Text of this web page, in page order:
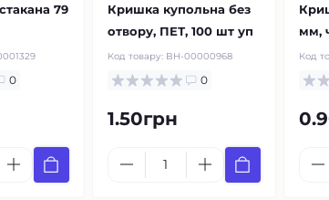
79
0
Кришка купольна без
отвору, ПЕТ, 100 шт уп
Код товару: BH-00000968
0
1.50грн
мм,
Код